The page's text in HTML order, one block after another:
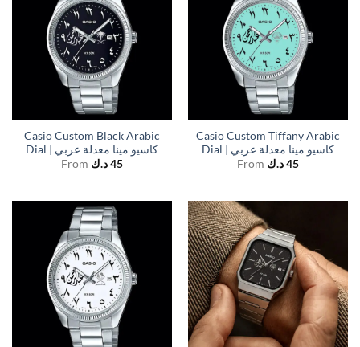
Casio Custom Black Arabic
Dial | كاسيو مينا معدلة عربي
From
45د.ك
Casio Custom Tiffany Arabic
Dial | كاسيو مينا معدلة عربي
From
45د.ك